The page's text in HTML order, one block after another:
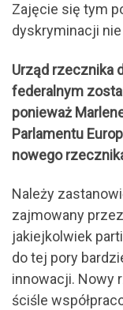
Zajęcie się tym
dyskryminacji
Urząd rzecznika
federalnym
ponieważ
Parlamentu
nowego
Należy
zajmowany
jakiejkolwiek
do tej pory
innowacji. Nowy
ściśle